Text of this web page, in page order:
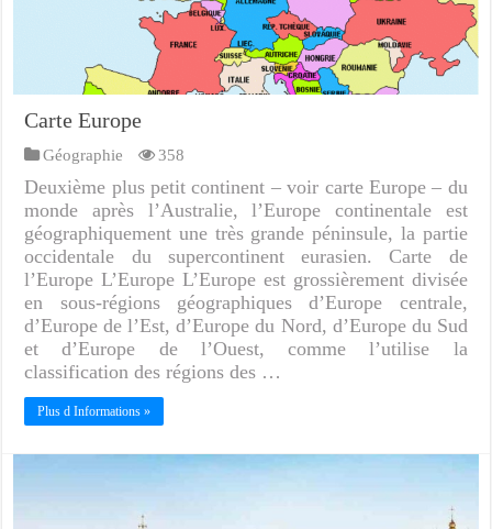
Carte Europe
Géographie 358
Deuxième plus petit continent – voir carte Europe – du
monde après l’Australie, l’Europe continentale est
géographiquement une très grande péninsule, la partie
occidentale du supercontinent eurasien. Carte de
l’Europe L’Europe L’Europe est grossièrement divisée
en sous-régions géographiques d’Europe centrale,
d’Europe de l’Est, d’Europe du Nord, d’Europe du Sud
et d’Europe de l’Ouest, comme l’utilise la
classification des régions des …
Plus d Informations »